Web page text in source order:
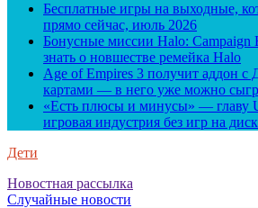
Бесплатные игры на выходные,
прямо сейчас, июль 2026
Бонусные миссии Halo:
знать о новшестве ремейка Halo
Age of Empires 3 получит аддон
картами — в него уже можно
«Есть плюсы и минусы» — главу
игровая индустрия без игр на
Дети
Новостная рассылка
Случайные новости